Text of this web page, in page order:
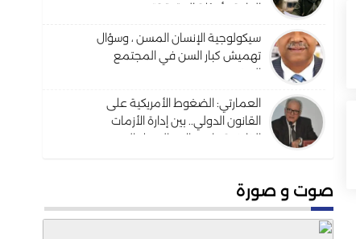
البراءة وأسئلة الحقيقة”.
سيكولوجية الإنسان المسن ، وسؤال
تهميش كبار السن في المجتمع
المغربي ؟
العمارتي: الضغوط الأمريكية على
القانون الدولي.. بين إدارة الأزمات
الظرفية واحتمالات التحول البنيوي
صوت و صورة